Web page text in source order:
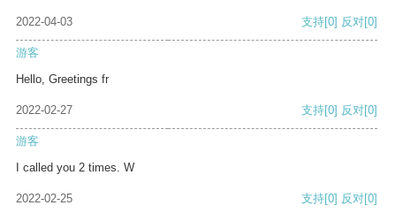
2022-04-03 支持[0] 反对[0]
游客
Hello, Greetings fr
2022-02-27 支持[0] 反对[0]
游客
I called you 2 times. W
2022-02-25 支持[0] 反对[0]